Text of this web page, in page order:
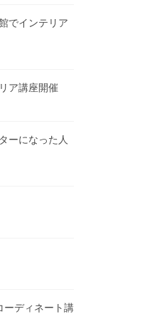
でインテリア
ア講座開催
ーになった人
ーディネート講